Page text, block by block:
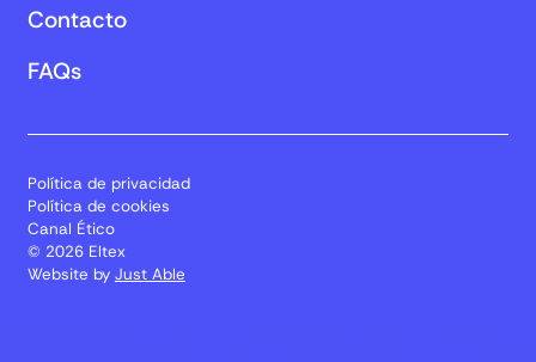
Contacto
FAQs
Política de privacidad
Política de cookies
Canal Ético
© 2026 Eltex
Website by Just Able